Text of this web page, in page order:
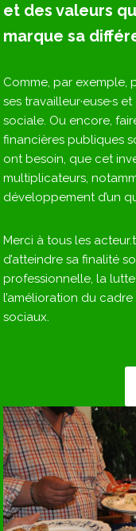
et des valeurs
marque sa
Comme, par exemple,
ses travailleur·euse·s
sociale. Ou encore,
financières publiques
ont besoin, que cet
multiplicateurs,
développement d’un
Merci à tous les
d’atteindre sa finalité
professionnelle, la
l’amélioration du
sociaux.